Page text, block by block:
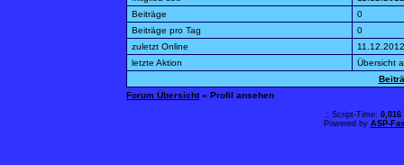
Beiträge
0
Beiträge pro Tag
0
zuletzt Online
letzte Aktion
Übersicht
Forum Übersicht» Profil ansehen
.: Script-Time: 0,016
Powered by ASP-